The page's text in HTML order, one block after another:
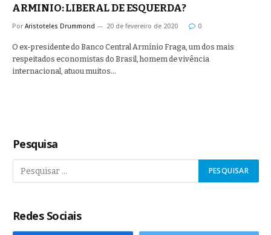
ARMINIO: LIBERAL DE ESQUERDA?
Por Aristoteles Drummond 20 de fevereiro de 2020 0
O ex-presidente do Banco Central Armínio Fraga, um dos mais
respeitados economistas do Brasil, homem de vivência
internacional, atuou muitos…
Pesquisa
Redes Sociais